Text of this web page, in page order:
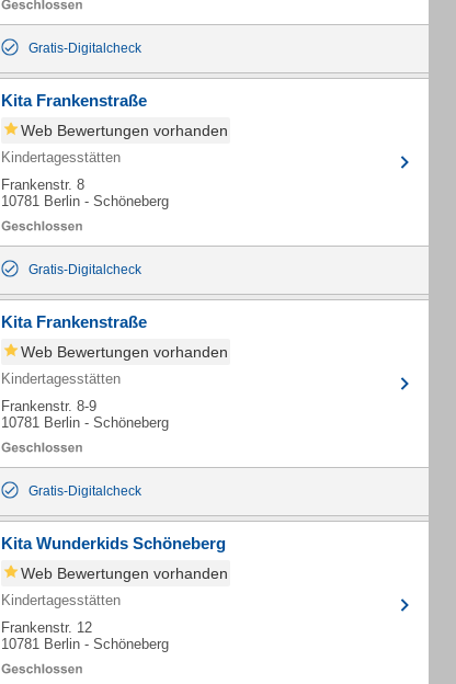
Gratis-Digitalcheck
Kita Frankenstraße
Web Bewertungen vorhanden
Kindertagesstätten
Frankenstr. 8
10781 Berlin - Schöneberg
Gratis-Digitalcheck
Kita Frankenstraße
Web Bewertungen vorhanden
Kindertagesstätten
Frankenstr. 8-9
10781 Berlin - Schöneberg
Gratis-Digitalcheck
Kita Wunderkids Schöneberg
Web Bewertungen vorhanden
Kindertagesstätten
Frankenstr. 12
10781 Berlin - Schöneberg